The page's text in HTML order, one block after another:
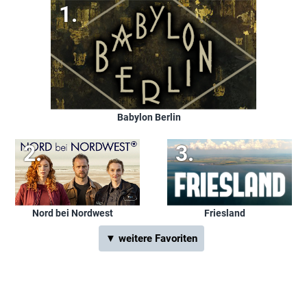
Babylon Berlin
Nord bei Nordwest Friesland
▼ weitere Favoriten